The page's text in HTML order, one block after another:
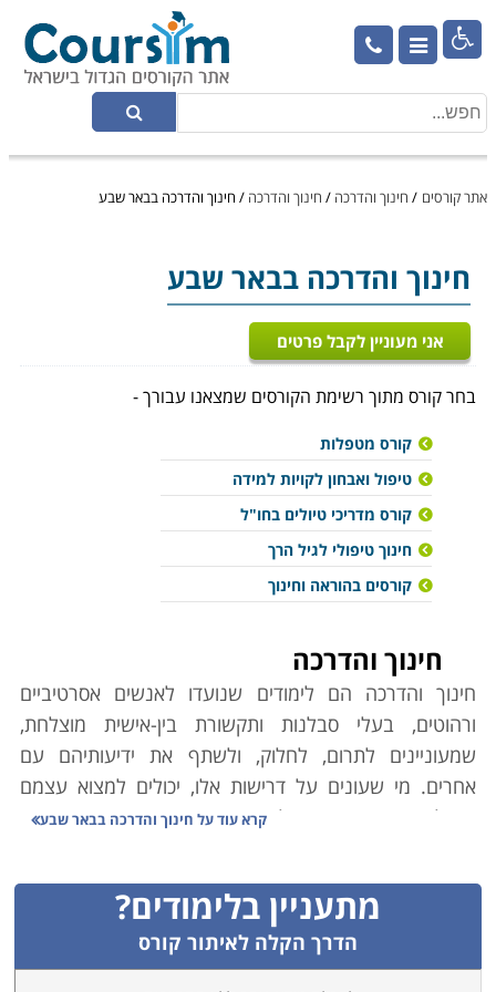

אתר קורסים / חינוך והדרכה / חינוך והדרכה / חינוך והדרכה בבאר שבע
חינוך והדרכה בבאר שבע
אני מעוניין לקבל פרטים
בחר קורס מתוך רשימת הקורסים שמצאנו עבורך -
קורס מטפלות
טיפול ואבחון לקויות למידה
קורס מדריכי טיולים בחו"ל
חינוך טיפולי לגיל הרך
קורסים בהוראה וחינוך
חינוך והדרכה
חינוך והדרכה הם לימודים שנועדו לאנשים אסרטיביים
ורהוטים, בעלי סבלנות ותקשורת בין-אישית מוצלחת,
שמעוניינים לתרום, לחלוק, ולשתף את ידיעותיהם עם
אחרים. מי שעונים על דרישות אלו, יכולים למצוא עצמם
בנקל באחד מתחומי הלימוד המוצגים בין הדפים הבאים
אותה הם מעוניינים לרכוש לשם כך. שפע האפשרויות
מאפשר לכל אחד שרוצה בכך למצוא תחום עניין ואפיק
לבניית קריירה מרתקת לטווח ארוך.
עמוד בית זה יוביל אתכם למספר קטגוריות לימודיות
קרא עוד על חינוך והדרכה בבאר שבע
מתעניין בלימודים?
הדרך הקלה לאיתור קורס